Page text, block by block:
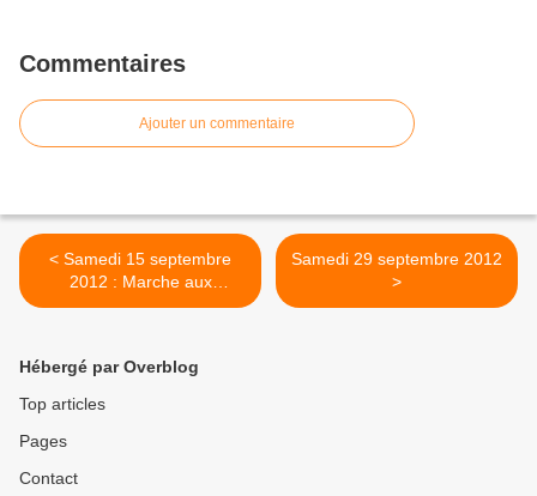
Commentaires
Ajouter un commentaire
< Samedi 15 septembre
2012 : Marche aux
Musettes et baptême du
Samedi 29 septembre 2012
>
Hébergé par Overblog
Top articles
Pages
Contact